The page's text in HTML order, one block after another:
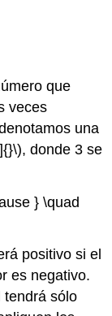
que
veces
una
, donde 3 se
} \quad
positivo si el
es negativo.
tendrá sólo